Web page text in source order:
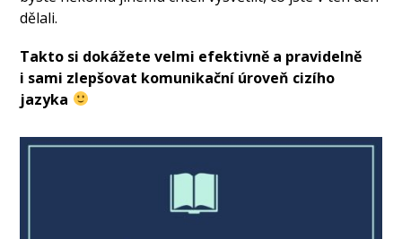
dělali.
Takto si dokážete velmi efektivně a pravidelně
i sami zlepšovat komunikační úroveň cizího
jazyka